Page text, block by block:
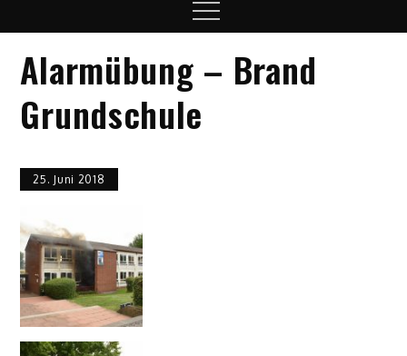
Alarmübung – Brand
Grundschule
25. Juni 2018